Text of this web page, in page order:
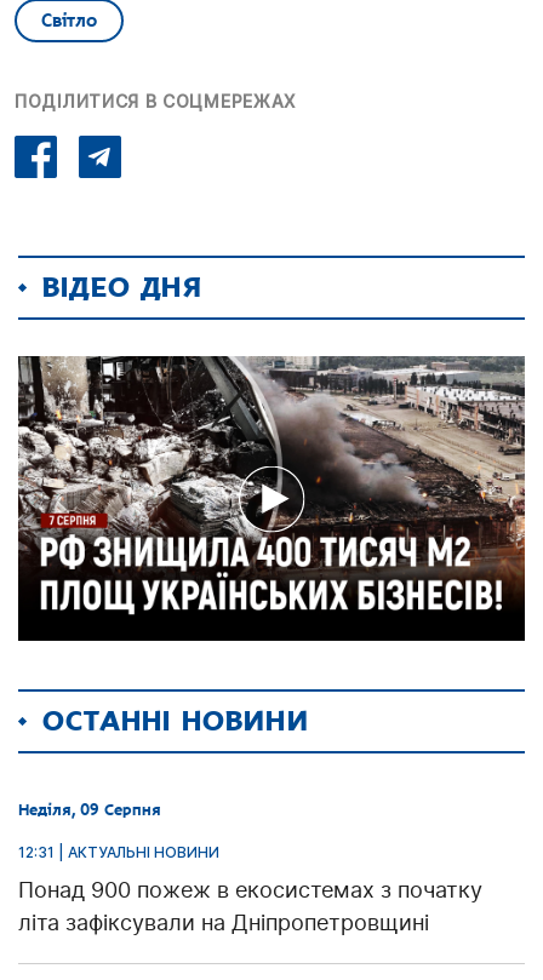
Світло
ПОДІЛИТИСЯ В СОЦМЕРЕЖАХ
ВІДЕО ДНЯ
ОСТАННІ НОВИНИ
Неділя, 09 Серпня
12:31 | АКТУАЛЬНІ НОВИНИ
Понад 900 пожеж в екосистемах з початку
літа зафіксували на Дніпропетровщині